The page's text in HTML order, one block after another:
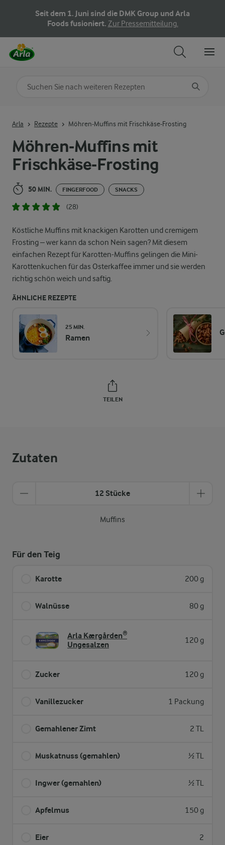
Seit dem 1. Juni sind die DMK Group und Arla
Foods fusioniert. Zur Pressemitteilung.
Möhren-Muffins mit
Frischkäse-Frosting
50 MIN. FINGERFOOD SNACKS
(28)
Köstliche Muffins mit knackigen Karotten und cremigem
Frosting – wer kann da schon Nein sagen? Mit diesem
einfachen Rezept für Karotten-Muffins gelingen die Mini-
Karottenkuchen für das Osterkaffee immer und sie werden
richtig schön weich und saftig.
ÄHNLICHE REZEPTE
25 MIN.
Ramen
TEILEN
Arla Rezepte Möhren-Muffins mit Frischkäse-Frosting
Zutaten
12 Stücke
Muffins
Für den Teig
Karotte 200 g
Walnüsse 80 g
Arla Kærgården®
Ungesalzen
120 g
Zucker 120 g
Vanillezucker 1 Packung
Gemahlener Zimt 2 TL
Muskatnuss (gemahlen) ½ TL
Ingwer (gemahlen) ½ TL
Apfelmus 150 g
Eier 2
Nach Kategorie suchen